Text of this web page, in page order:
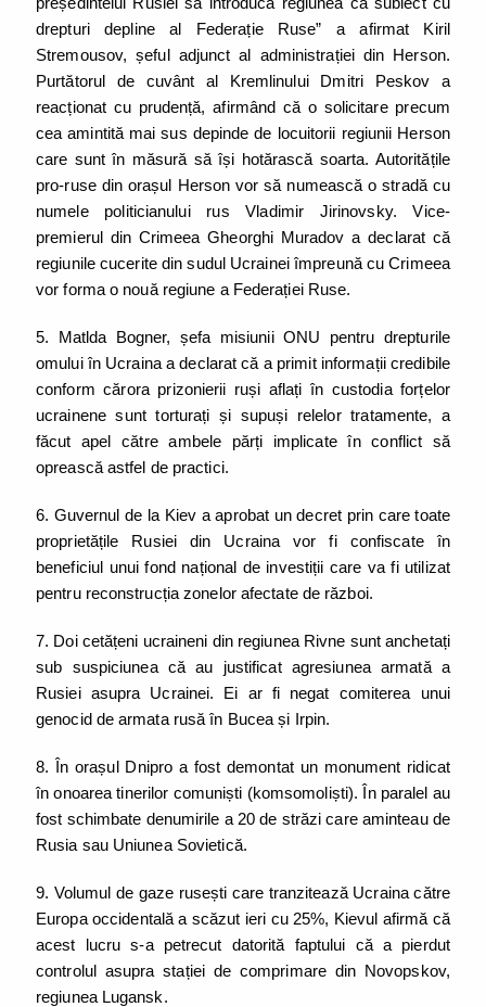
drepturi depline al Federație Ruse” a afirmat Kiril
Stremousov, șeful adjunct al administrației din Herson.
Purtătorul de cuvânt al Kremlinului Dmitri Peskov a
reacționat cu prudență, afirmând că o solicitare precum
cea amintită mai sus depinde de locuitorii regiunii Herson
care sunt în măsură să își hotărască soarta. Autoritățile
pro-ruse din orașul Herson vor să numească o stradă cu
numele politicianului rus Vladimir Jirinovsky. Vice-
premierul din Crimeea Gheorghi Muradov a declarat că
regiunile cucerite din sudul Ucrainei împreună cu Crimeea
vor forma o nouă regiune a Federației Ruse.
5. Matlda Bogner, șefa misiunii ONU pentru drepturile
omului în Ucraina a declarat că a primit informații credibile
conform cărora prizonierii ruși aflați în custodia forțelor
ucrainene sunt torturați și supuși relelor tratamente, a
făcut apel către ambele părți implicate în conflict să
oprească astfel de practici.
6. Guvernul de la Kiev a aprobat un decret prin care toate
proprietățile Rusiei din Ucraina vor fi confiscate în
beneficiul unui fond național de investiții care va fi utilizat
pentru reconstrucția zonelor afectate de război.
7. Doi cetățeni ucraineni din regiunea Rivne sunt anchetați
sub suspiciunea că au justificat agresiunea armată a
Rusiei asupra Ucrainei. Ei ar fi negat comiterea unui
genocid de armata rusă în Bucea și Irpin.
8. În orașul Dnipro a fost demontat un monument ridicat
în onoarea tinerilor comuniști (komsomoliști). În paralel au
fost schimbate denumirile a 20 de străzi care aminteau de
Rusia sau Uniunea Sovietică.
9. Volumul de gaze rusești care tranzitează Ucraina către
Europa occidentală a scăzut ieri cu 25%, Kievul afirmă că
acest lucru s-a petrecut datorită faptului că a pierdut
controlul asupra stației de comprimare din Novopskov,
regiunea Lugansk.